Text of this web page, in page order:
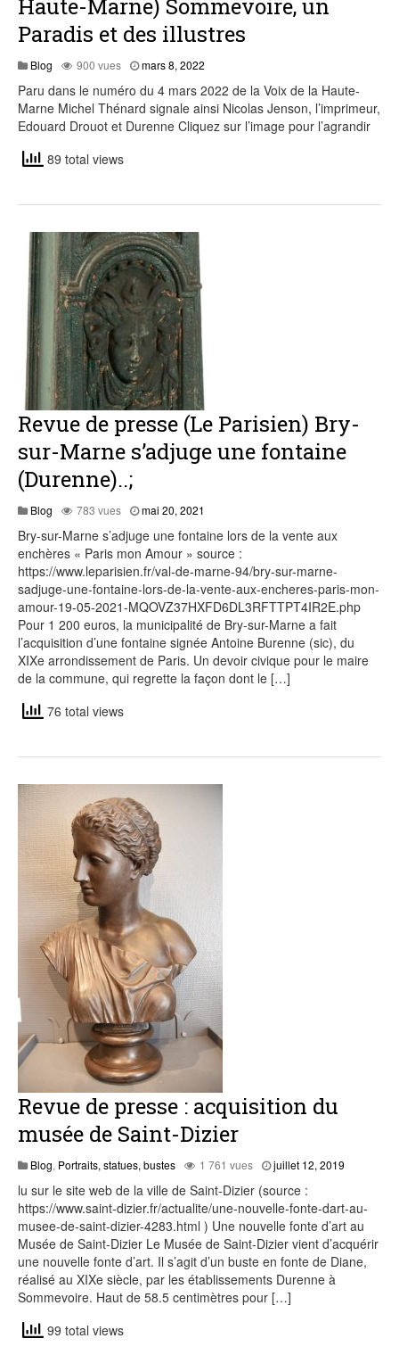
Haute-Marne) Sommevoire, un
Paradis et des illustres
Blog 900 vues mars 8, 2022
Paru dans le numéro du 4 mars 2022 de la Voix de la Haute-
Marne Michel Thénard signale ainsi Nicolas Jenson, l’imprimeur,
Edouard Drouot et Durenne Cliquez sur l’image pour l’agrandir
89 total views
Revue de presse (Le Parisien) Bry-
sur-Marne s’adjuge une fontaine
(Durenne)..;
Blog 783 vues mai 20, 2021
2021
Bry-sur-Marne s’adjuge une fontaine lors de la vente aux
enchères « Paris mon Amour » source :
https://www.leparisien.fr/val-de-marne-94/bry-sur-marne-
sadjuge-une-fontaine-lors-de-la-vente-aux-encheres-paris-mon-
amour-19-05-2021-MQOVZ37HXFD6DL3RFTTPT4IR2E.php
Pour 1 200 euros, la municipalité de Bry-sur-Marne a fait
l’acquisition d’une fontaine signée Antoine Burenne (sic), du
XIXe arrondissement de Paris. Un devoir civique pour le maire
de la commune, qui regrette la façon dont le […]
76 total views
Revue de presse : acquisition du
musée de Saint-Dizier
Blog, Portraits, statues, bustes 1 761 vues juillet 12, 2019
lu sur le site web de la ville de Saint-Dizier (source :
https://www.saint-dizier.fr/actualite/une-nouvelle-fonte-dart-au-
musee-de-saint-dizier-4283.html ) Une nouvelle fonte d’art au
Musée de Saint-Dizier Le Musée de Saint-Dizier vient d’acquérir
une nouvelle fonte d’art. Il s’agit d’un buste en fonte de Diane,
réalisé au XIXe siècle, par les établissements Durenne à
Sommevoire. Haut de 58.5 centimètres pour […]
99 total views